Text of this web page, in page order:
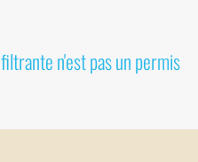
n'est pas un permis